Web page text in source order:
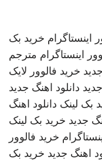
اینستاگرام خرید بک
اینستاگرام مترجم
خرید فالوور لایک
دانلود اهنگ جدید
بک لینک دانلود اهنگ
جدید خرید بک لینک
خرید فالوور
اهنگ جدید خرید بک